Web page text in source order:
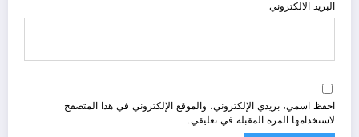
البريد الالكتروني
احفظ اسمي، بريدي الإلكتروني، والموقع الإلكتروني في هذا المتصفح
لاستخدامها المرة المقبلة في تعليقي.